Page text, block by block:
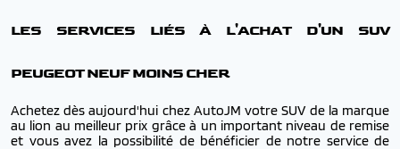
LES SERVICES LIÉS À L'ACHAT D'UN SUV
PEUGEOT NEUF MOINS CHER
Achetez dès aujourd'hui chez AutoJM votre SUV de la marque
au lion au meilleur prix grâce à un important niveau de remise
et vous avez la possibilité de bénéficier de notre service de